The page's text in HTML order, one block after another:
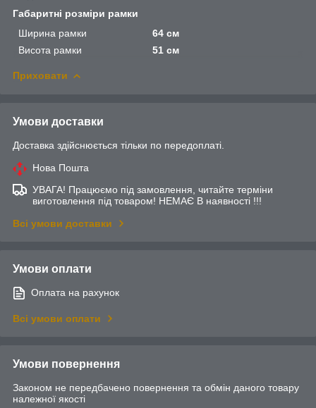
Габаритні розміри рамки
Ширина рамки
64 см
Висота рамки
51 см
Приховати
Умови доставки
Доставка здійснюється тільки по передоплаті.
Нова Пошта
УВАГА! Працюємо під замовлення, читайте терміни
виготовлення під товаром! НЕМАЄ В наявності !!!
Всі умови доставки
Умови оплати
Оплата на рахунок
Всі умови оплати
Умови повернення
Законом не передбачено повернення та обмін даного товару
належної якості